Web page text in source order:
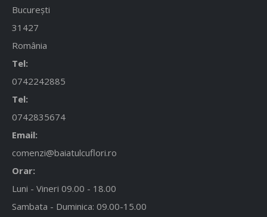
București
31427
România
Tel:
0742242885
Tel:
0742835674
Email:
comenzi@baiatulcuflori.ro
Orar:
Luni - Vineri 09.00 - 18.00
Sambata - Duminica: 09.00-15.00